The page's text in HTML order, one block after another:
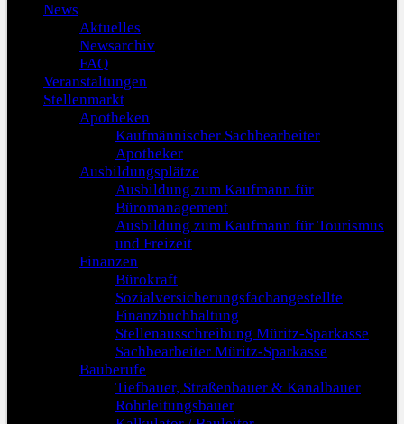
News
Aktuelles
Newsarchiv
FAQ
Veranstaltungen
Stellenmarkt
Apotheken
Kaufmännischer Sachbearbeiter
Apotheker
Ausbildungsplätze
Ausbildung zum Kaufmann für
Büromanagement
Ausbildung zum Kaufmann für Tourismus
und Freizeit
Finanzen
Bürokraft
Sozialversicherungsfachangestellte
Finanzbuchhaltung
Stellenausschreibung Müritz-Sparkasse
Sachbearbeiter Müritz-Sparkasse
Bauberufe
Tiefbauer, Straßenbauer & Kanalbauer
Rohrleitungsbauer